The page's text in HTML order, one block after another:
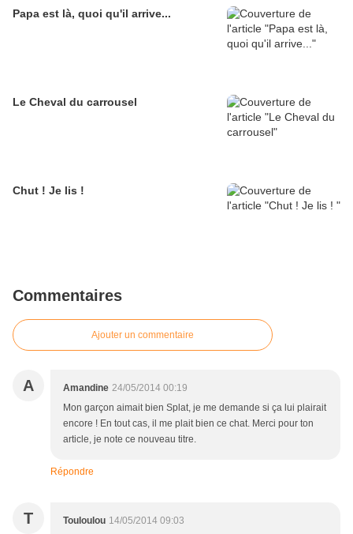
Papa est là, quoi qu'il arrive...
Le Cheval du carrousel
Chut ! Je lis !
Commentaires
Ajouter un commentaire
A Amandine 24/05/2014 00:19
Mon garçon aimait bien Splat, je me demande si ça lui plairait
encore ! En tout cas, il me plait bien ce chat. Merci pour ton
article, je note ce nouveau titre.
Répondre
T Touloulou 14/05/2014 09:03